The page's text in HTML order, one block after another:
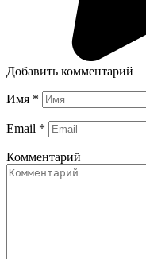
Добавить комментарий
Имя *
Email *
Комментарий